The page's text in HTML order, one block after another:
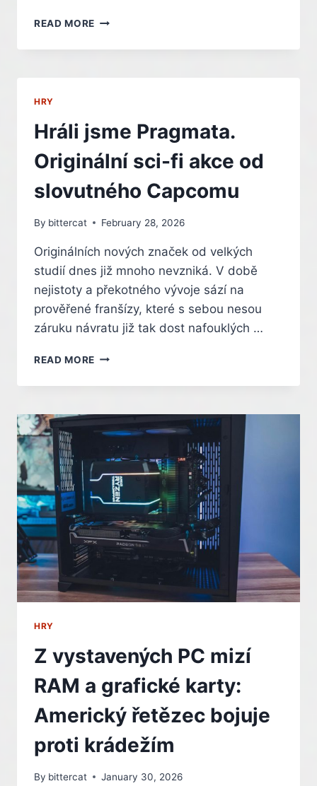
READ MORE PLAYSTATION
MĚNÍ
MÍT
RADOST
NEBUDOU
HRY
Hráli jsme Pragmata.
Originální sci-fi akce od
slovutného Capcomu
By bittercat February 28, 2026
Originálních nových značek od velkých
studií dnes již mnoho nevzniká. V době
nejistoty a překotného vývoje sází na
prověřené franšízy, které s sebou nesou
záruku návratu již tak dost nafouklých …
READ MORE HRÁLI
PRAGMATA.
SCI-
FI
AKCE
OD
SLOVUTNÉHO
CAPCOMU
HRY
Z vystavených PC mizí
RAM a grafické karty:
Americký řetězec bojuje
proti krádežím
By bittercat January 30, 2026